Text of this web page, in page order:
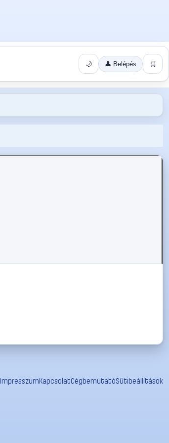
🌙 👤 Belépés 🛒
ImpresszumKapcsolatCégbemutatóSütibeállítások